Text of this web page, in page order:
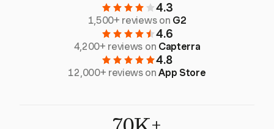
4.3
1,500+ reviews on G2
4.6
4,200+ reviews on Capterra
4.8
12,000+ reviews onApp Store